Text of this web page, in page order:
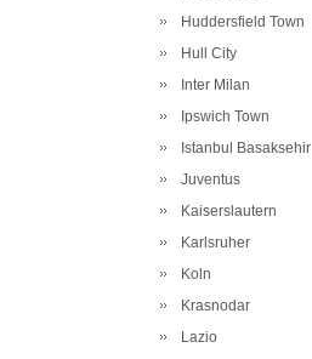
Huddersfield Town
Hull City
Inter Milan
Ipswich Town
Istanbul Basaksehir
Juventus
Kaiserslautern
Karlsruher
Koln
Krasnodar
Lazio